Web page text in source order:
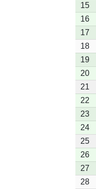
15
16
17
18
19
20
21
22
23
24
25
26
27
28